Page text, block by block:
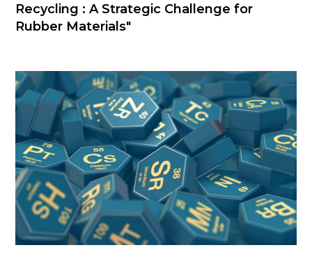
Recycling : A Strategic Challenge for
Rubber Materials"